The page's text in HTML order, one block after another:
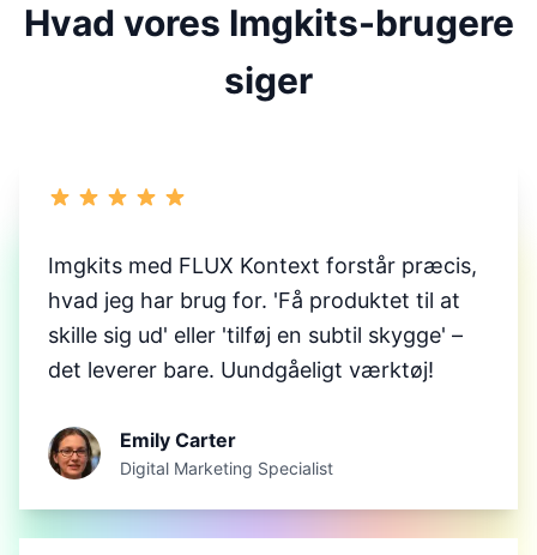
Hvad vores Imgkits-brugere
siger
Imgkits med FLUX Kontext forstår præcis,
hvad jeg har brug for. 'Få produktet til at
skille sig ud' eller 'tilføj en subtil skygge' –
det leverer bare. Uundgåeligt værktøj!
Emily Carter
Digital Marketing Specialist